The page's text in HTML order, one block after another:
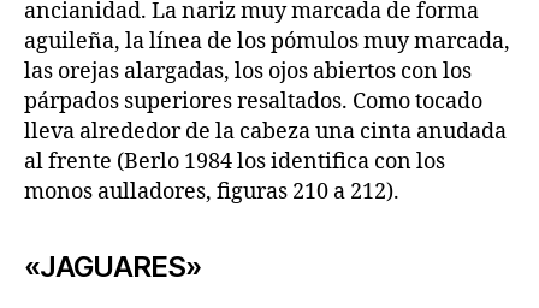
ancianidad. La nariz muy marcada de forma
aguileña, la línea de los pómulos muy marcada,
las orejas alargadas, los ojos abiertos con los
párpados superiores resaltados. Como tocado
lleva alrededor de la cabeza una cinta anudada
al frente (Berlo 1984 los identifica con los
monos aulladores, figuras 210 a 212).
«JAGUARES»